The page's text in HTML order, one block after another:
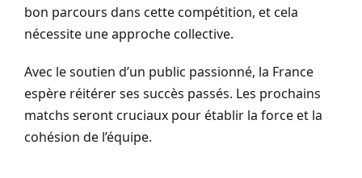
bon parcours dans cette compétition, et cela
nécessite une approche collective.
Avec le soutien d’un public passionné, la France
espère réitérer ses succès passés. Les prochains
matchs seront cruciaux pour établir la force et la
cohésion de l’équipe.